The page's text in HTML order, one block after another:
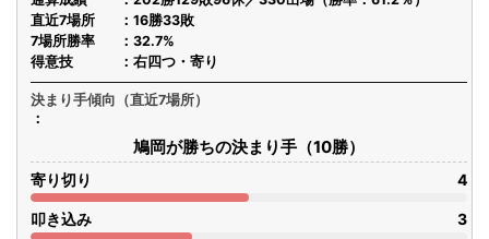
直近7場所
16勝33敗
7場所勝率
32.7%
得意技
右四つ・寄り
決まり手傾向（直近7場所）
鳩岡が勝ちの決まり手（10勝）
寄り切り 4
叩き込み 3